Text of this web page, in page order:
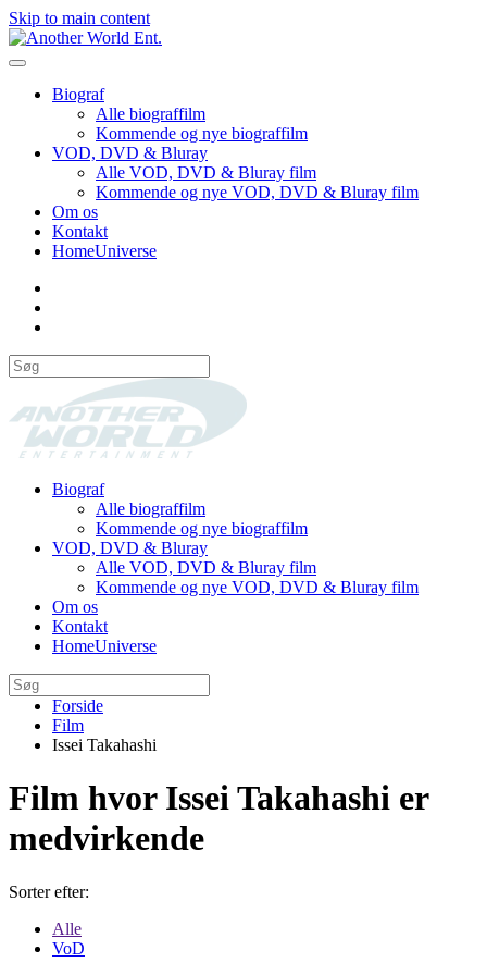
Skip to main content
Biograf
Alle biograffilm
Kommende og nye biograffilm
VOD, DVD & Bluray
Alle VOD, DVD & Bluray film
Kommende og nye VOD, DVD & Bluray film
Om os
Kontakt
HomeUniverse
Biograf
Alle biograffilm
Kommende og nye biograffilm
VOD, DVD & Bluray
Alle VOD, DVD & Bluray film
Kommende og nye VOD, DVD & Bluray film
Om os
Kontakt
HomeUniverse
Forside
Film
Issei Takahashi
Film hvor Issei Takahashi er
medvirkende
Sorter efter:
Alle
VoD